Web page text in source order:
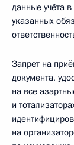
данные учёта
указанных
Запрет на
документа,
на все
и
на